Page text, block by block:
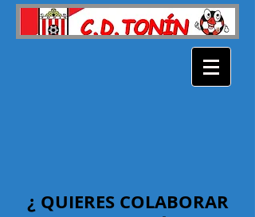
¿ QUIERES COLABORAR